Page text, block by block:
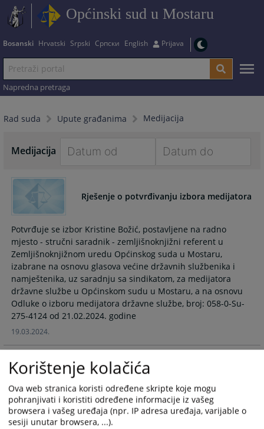
Općinski sud u Mostaru
Bosanski Hrvatski Srpski Српски English Prijava
Napredna pretraga
Rad suda Upute građanima Medijacija
Medijacija
forward
interact
the
calendar
and
select
a
date.
Press
mark
key
to
get
the
keyboard
to
the
calendar
and
select
a
date.
mark
get
the
keyboard
Rješenje o potvrđivanju izbora medijatora
Potvrđuje se izbor Kristine Božić, postavljene na radno
mjesto - stručni saradnik - zemljišnoknjižni referent u
Zemljišnoknjižnom uredu Općinskog suda u Mostaru,
izabrane na osnovu glasova većine državnih službenika i
namještenika, uz saradnju sa sindikatom, za medijatora
državne službe u Općinskom sudu u Mostaru, a na osnovu
Odluke o izboru medijatora državne službe, broj: 058-0-Su-
275-4124 od 21.02.2024. godine
19.03.2024.
Šta je medijacija?
Medijacija je postupak u kojem treća neutralna osoba
(MEDIJATOR) pomaže strankama u nastojanju da postignu
Korištenje kolačića
Ova web stranica koristi određene skripte koje mogu
pohranjivati i koristiti određene informacije iz vašeg
browsera i vašeg uređaja (npr. IP adresa uređaja, varijable o
sesiji unutar browsera, ...).